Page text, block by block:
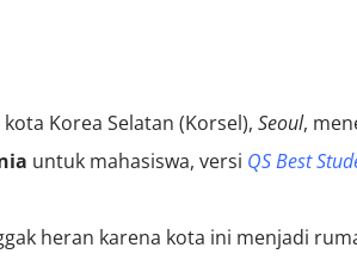
kota Korea Selatan (Korsel), Seoul,
untuk mahasiswa, versi QS Best
heran karena kota ini menjadi